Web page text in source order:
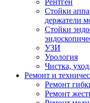
Рентген
Стойки
держатели
Стойки
УЗИ
Урология
Чистка,
Ремонт и
Ремонт
Ремонт